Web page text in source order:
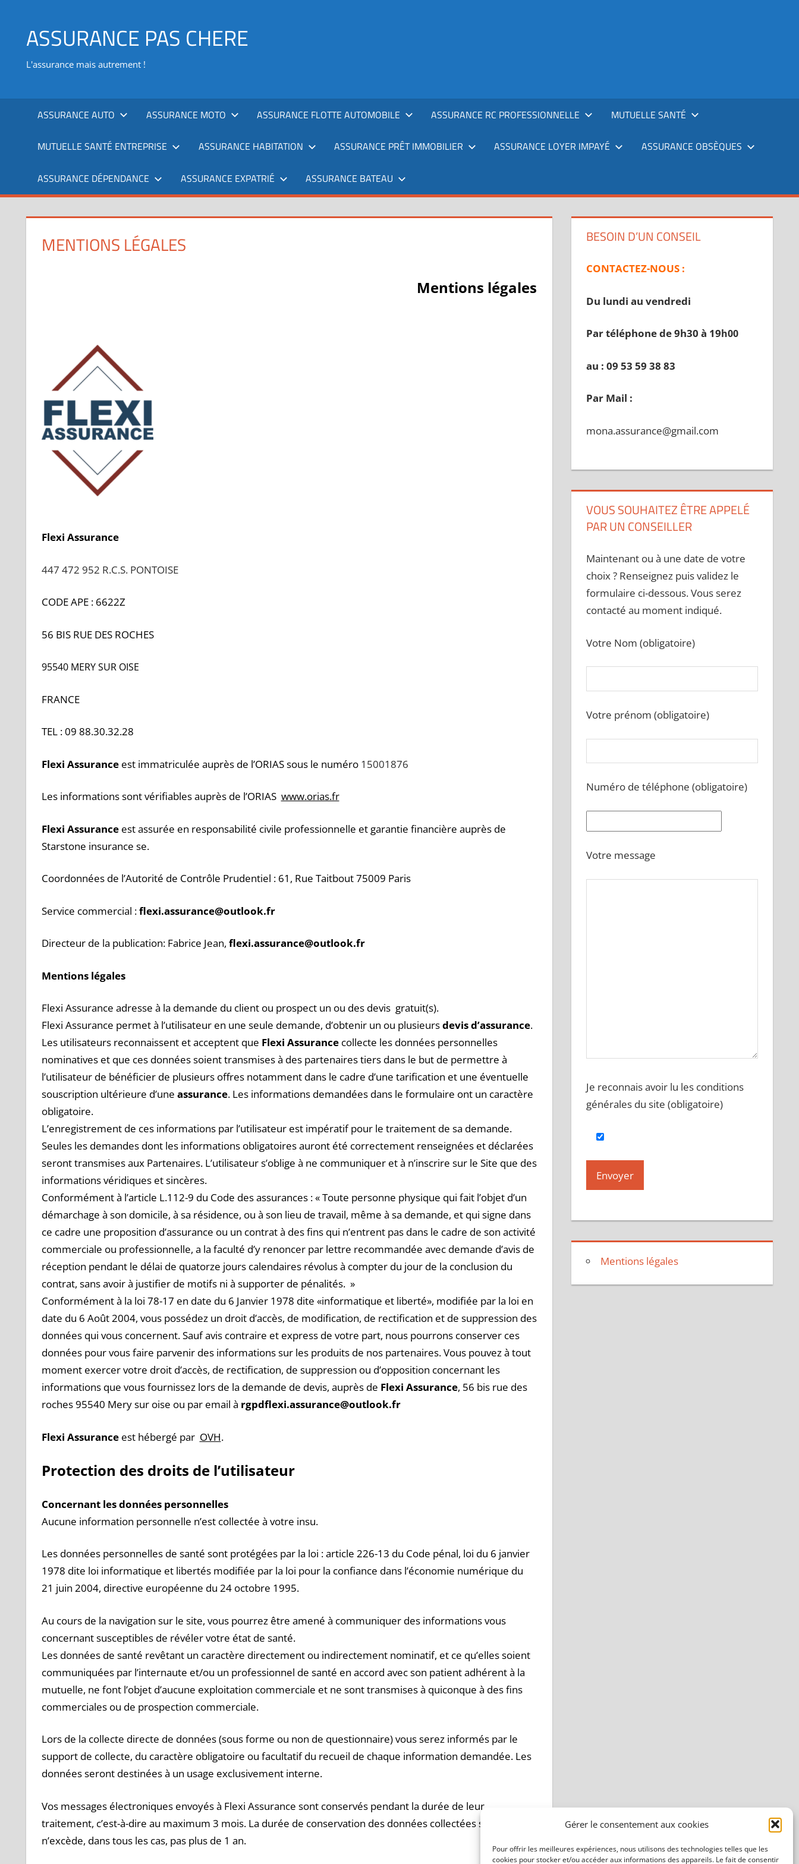
Gérer le consentement aux cookies
Pour offrir les meilleures expériences, nous utilisons des technologies telles que les
cookies pour stocker et/ou accéder aux informations des appareils. Le fait de consentir
contenuASSURANCE PAS CHERE
L'assurance mais autrement !
ASSURANCE AUTO ASSURANCE MOTO ASSURANCE FLOTTE AUTOMOBILE ASSURANCE RC PROFESSIONNELLE MUTUELLE SANTÉ
MUTUELLE SANTÉ ENTREPRISE ASSURANCE HABITATION ASSURANCE PRÊT IMMOBILIER ASSURANCE LOYER IMPAYÉ ASSURANCE OBSÈQUES
ASSURANCE DÉPENDANCE ASSURANCE EXPATRIÉ ASSURANCE BATEAU
MENTIONS LÉGALES
Mentions légales
Flexi Assurance
447 472 952 R.C.S. PONTOISE
CODE APE : 6622Z
56 BIS RUE DES ROCHES
95540 MERY SUR OISE
FRANCE
TEL : 09 88.30.32.28
Flexi Assurance est immatriculée auprès de l’ORIAS sous le numéro 15001876
Les informations sont vérifiables auprès de l’ORIAS www.orias.fr
Flexi Assuranceest assurée en responsabilité civile professionnelle et garantie financière auprès de
Starstone insurance se.
Coordonnées de l’Autorité de Contrôle Prudentiel : 61, Rue Taitbout 75009 Paris
Service commercial :flexi.assurance@outlook.fr
Directeur de la publication: Fabrice Jean, flexi.assurance@outlook.fr
Mentions légales
Flexi Assurance adresse à la demande du client ou prospect un ou des devis gratuit(s).
Flexi Assurance permet à l’utilisateur en une seule demande, d’obtenir un ou plusieursdevis d’assurance.
Les utilisateurs reconnaissent et acceptent que Flexi Assurance collecte les données personnelles
nominatives et que ces données soient transmises à des partenaires tiers dans le but de permettre à
l’utilisateur de bénéficier de plusieurs offres notamment dans le cadre d’une tarification et une éventuelle
souscription ultérieure d’une assurance. Les informations demandées dans le formulaire ont un caractère
obligatoire.
L’enregistrement de ces informations par l’utilisateur est impératif pour le traitement de sa demande.
Seules les demandes dont les informations obligatoires auront été correctement renseignées et déclarées
seront transmises aux Partenaires. L’utilisateur s’oblige à ne communiquer et à n’inscrire sur le Site que des
informations véridiques et sincères.
Conformément à l’article L.112-9 du Code des assurances : « Toute personne physique qui fait l’objet d’un
démarchage à son domicile, à sa résidence, ou à son lieu de travail, même à sa demande, et qui signe dans
ce cadre une proposition d’assurance ou un contrat à des fins qui n’entrent pas dans le cadre de son activité
commerciale ou professionnelle, a la faculté d’y renoncer par lettre recommandée avec demande d’avis de
réception pendant le délai de quatorze jours calendaires révolus à compter du jour de la conclusion du
contrat, sans avoir à justifier de motifs ni à supporter de pénalités. »
Conformément à la loi 78-17 en date du 6 Janvier 1978 dite «informatique et liberté», modifiée par la loi en
date du 6 Août 2004, vous possédez un droit d’accès, de modification, de rectification et de suppression des
données qui vous concernent. Sauf avis contraire et express de votre part, nous pourrons conserver ces
données pour vous faire parvenir des informations sur les produits de nos partenaires. Vous pouvez à tout
moment exercer votre droit d’accès, de rectification, de suppression ou d’opposition concernant les
informations que vous fournissez lors de la demande de devis, auprès de Flexi Assurance, 56 bis rue des
roches 95540 Mery sur oise ou par email à rgpdflexi.assurance@outlook.fr
Flexi Assurance est hébergé par OVH.
Protection des droits de l’utilisateur
Concernant les données personnelles
Aucune information personnelle n’est collectée à votre insu.
Les données personnelles de santé sont protégées par la loi : article 226-13 du Code pénal, loi du 6 janvier
1978 dite loi informatique et libertés modifiée par la loi pour la confiance dans l’économie numérique du
21 juin 2004, directive européenne du 24 octobre 1995.
Au cours de la navigation sur le site, vous pourrez être amené à communiquer des informations vous
concernant susceptibles de révéler votre état de santé.
Les données de santé revêtant un caractère directement ou indirectement nominatif, et ce qu’elles soient
communiquées par l’internaute et/ou un professionnel de santé en accord avec son patient adhérent à la
mutuelle, ne font l’objet d’aucune exploitation commerciale et ne sont transmises à quiconque à des fins
commerciales ou de prospection commerciale.
Lors de la collecte directe de données (sous forme ou non de questionnaire) vous serez informés par le
support de collecte, du caractère obligatoire ou facultatif du recueil de chaque information demandée. Les
données seront destinées à un usage exclusivement interne.
Vos messages électroniques envoyés à Flexi Assurance sont conservés pendant la durée de leur
traitement, c’est-à-dire au maximum 3 mois. La durée de conservation des données collectées sur le site
n’excède, dans tous les cas, pas plus de 1 an.
BESOIN D’UN CONSEIL
CONTACTEZ-NOUS :
Du lundi au vendredi
Par téléphone de 9h30 à 19h00
au : 09 53 59 38 83
Par Mail :
mona.assurance@gmail.com
VOUS SOUHAITEZ ÊTRE APPELÉ
PAR UN CONSEILLER
Maintenant ou à une date de votre
choix ? Renseignez puis validez le
formulaire ci-dessous. Vous serez
contacté au moment indiqué.
Votre Nom (obligatoire)
Votre prénom (obligatoire)
Numéro de téléphone (obligatoire)
Votre message
Je reconnais avoir lu les conditions
générales du site (obligatoire)
Mentions légales